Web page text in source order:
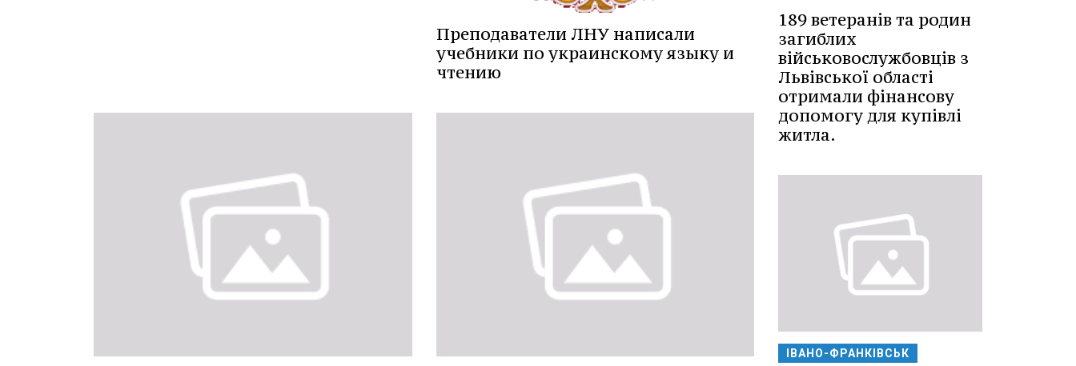
Преподаватели ЛНУ написали
учебники по украинскому языку и
чтению
189 ветеранів та родин
загиблих
військовослужбовців з
Львівської області
отримали фінансову
допомогу для купівлі
житла.
ІВАНО-ФРАНКІВСЬК